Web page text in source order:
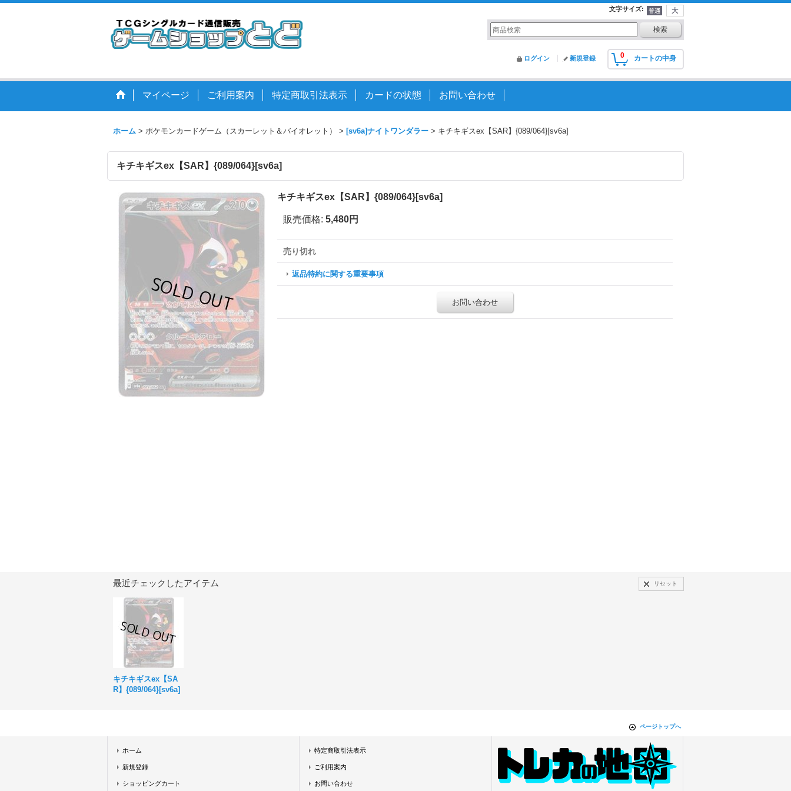
文字サイズ:
0 カートの中身
ログイン 新規登録
マイページ ご利用案内 特定商取引法表示 カードの状態 お問い合わせ
ホーム > ポケモンカードゲーム（スカーレット＆バイオレット） > [sv6a]ナイトワンダラー > キチキギスex【SAR】{089/064}[sv6a]
キチキギスex【SAR】{089/064}[sv6a]
キチキギスex【SAR】{089/064}[sv6a]
販売価格: 5,480円
売り切れ
返品特約に関する重要事項
お問い合わせ
最近チェックしたアイテム リセット
キチキギスex【SA
R】{089/064}[sv6a]
ページトップへ
ホーム
新規登録
ショッピングカート
特定商取引法表示
ご利用案内
お問い合わせ